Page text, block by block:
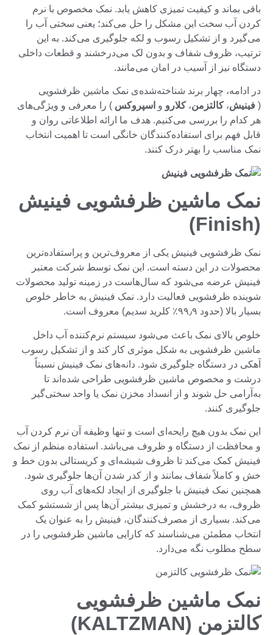
باقی بماند و کیفیت تمیزی کاهش یابد. نمک مخصوص با نرم
کردن آب سخت این مشکل را حل می‌کند؛ یعنی سختی آب را
می‌گیرد و از تشکیل رسوب و لکه جلوگیری می‌کند. به این
ترتیب، ظروف شفاف و بدون لک می‌درخشند و قطعات داخلی
دستگاه نیز از آسیب در امان می‌مانند.
در ادامه، چهار برند شناخته‌شده‌ی نمک ماشین ظرفشویی
( فینیش،کالتزمن،کلارو و اسپروکس ) را معرفی و ویژگی‌های
هر کدام را بررسی می‌کنیم. هدف ما ارائه اطلاعاتی روان و
قابل فهم برای استفاده‌کنندگان خانگی است تا اهمیت انتخاب
نمک مناسب را بهتر درک کنند.
نمک ماشین ظرفشویی فینیش
(Finish)
نمک ظرفشویی فینیش یکی از معروف‌ترین و پراستفاده‌ترین
محصولات در این دسته است. این نمک توسط شرکت معتبر
فینیش عرضه می‌شود که سال‌هاست در زمینه تولید محصولات
شوینده ظرفشویی فعالیت دارد. نمک فینیش به خاطر خلوص
بسیار بالا (حدود ۹۹٫۹٪ کلرید سدیم) معروف است.
خلوص بالای نمک باعث می‌شود سیستم نرم‌کننده آب داخل
ماشین ظرفشویی به شکل موثری کار کند و از تشکیل رسوب
آهکی در دستگاه جلوگیری شود. دانه‌های نمک فینیش نسبتاً
درشت و مخصوص ماشین ظرفشویی طراحی شده‌اند تا
به‌آرامی حل شوند و از انسداد مخزن نمک یا واحد سختی‌گیر
جلوگیری کنند.
این نمک بدون هیچ رایحه‌ای است و تنها وظیفه آن نرم کردن آب
و محافظت از دستگاه و ظروف می‌باشد. استفاده منظم از نمک
فینیش کمک می‌کند تا ظروف شیشه‌ای و کریستالی بدون خط و
خش و کاملاً شفاف بمانند و از کدر شدن آن‌ها جلوگیری شود.
همچنین نمک فینیش با جلوگیری از ایجاد لکه‌های آب روی
ظروف، به درخشش و تمیزی بیشتر آن‌ها پس از شستشو کمک
می‌کند. بسیاری از مصرف‌کنندگان، فینیش را به عنوان یک
انتخاب مطمئن می‌شناسند که کارایی ماشین ظرفشویی را در
سطح مطلوب نگه می‌دارد.
نمک ماشین ظرفشویی
کالتزمن (KALTZMAN)